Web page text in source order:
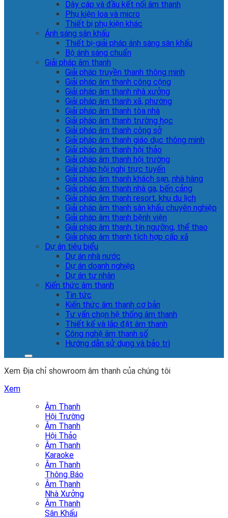
Dây cáp và đầu kết nối âm thanh
Phụ kiện loa và micro
Thiết bị phụ kiện khác
Ánh sáng sân khấu
Thiết bị-giải pháp ánh sáng sân khấu
Bộ ánh sáng chuẩn
Giải pháp âm thanh
Giải pháp truyền thanh thông minh
Giải pháp âm thanh công cộng
Giải pháp âm thanh nhà xưởng
Giải pháp âm thanh xã, phường
Giải pháp âm thanh tòa nhà
Giải pháp âm thanh trường học
Giải pháp âm thanh công sở
Giải pháp âm thanh giáo dục thông minh
Giải pháp âm thanh hội thảo
Giải pháp âm thanh hội trường
Giải pháp hội nghị trực tuyến
Giải pháp âm thanh khách sạn, nhà hàng
Giải pháp âm thanh nhà ga, bến cảng
Giải pháp âm thanh resort, khu du lịch
Giải pháp âm thanh sân khấu chuyên nghiệp
Giải pháp âm thanh bệnh viện
Giải pháp âm thanh, tín ngưỡng, thể thao
Giải pháp âm thanh tích hợp cấp xã
Dự án tiêu biểu
Dự án nhà nước
Dự án doanh nghiệp
Dự án tư nhân
Kiến thức âm thanh
Tin tức
Kiến thức âm thanh cơ bản
Tư vấn chọn hệ thống âm thanh
Thiết kế và lắp đặt âm thanh
Công nghệ âm thanh số
Hướng dẫn sử dụng và bảo trì
Xem Địa chỉ showroom âm thanh của chúng tôi
Xem
Âm Thanh
Hội Trường
Âm Thanh
Hội Thảo
Âm Thanh
Karaoke
Âm Thanh
Thông Báo
Âm Thanh
Nhà Xưởng
Âm Thanh
Sân Khấu